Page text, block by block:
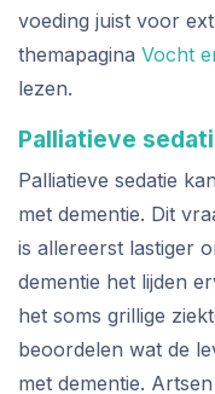
voeding juist voor
themapagina Vocht
lezen.
Palliatieve
Palliatieve sedatie
met dementie. Dit
is allereerst lastiger
dementie het lijden
het soms grillige
beoordelen wat de
met dementie.